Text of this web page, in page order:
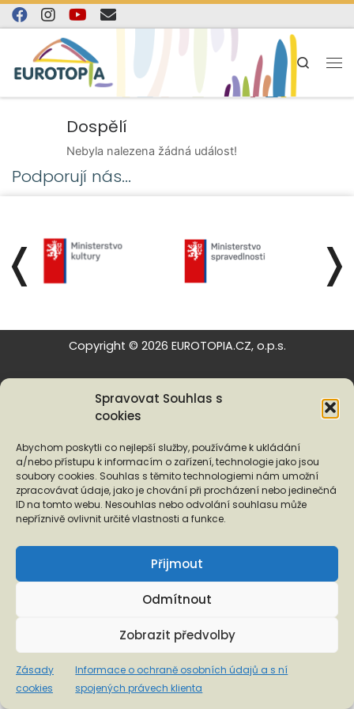
Spravovat Souhlas s
cookies
Abychom poskytli co nejlepší služby, používáme k ukládání
a/nebo přístupu k informacím o zařízení, technologie jako jsou
soubory cookies. Souhlas s těmito technologiemi nám umožní
zpracovávat údaje, jako je chování při procházení nebo jedinečná
ID na tomto webu. Nesouhlas nebo odvolání souhlasu může
nepříznivě ovlivnit určité vlastnosti a funkce.
Přijmout
Odmítnout
Zobrazit předvolby
Zásady
cookies
Informace o ochraně osobních údajů a s ní
spojených právech klienta
Skip to content
Search
Dospělí
Nebyla nalezena žádná událost!
Podporují nás...
❬ ❭
Copyright © 2026 EUROTOPIA.CZ, o.p.s.
Informace o ochraně osobních údajů a s ní spojených
právech klienta